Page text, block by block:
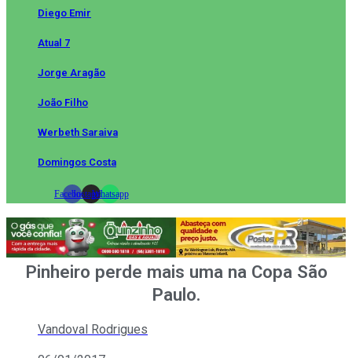
Diego Emir
Atual 7
Jorge Aragão
João Filho
Werbeth Saraiva
Domingos Costa
FacebookInstagramWhatsapp
Pinheiro perde mais uma na Copa São
Paulo.
Vandoval Rodrigues